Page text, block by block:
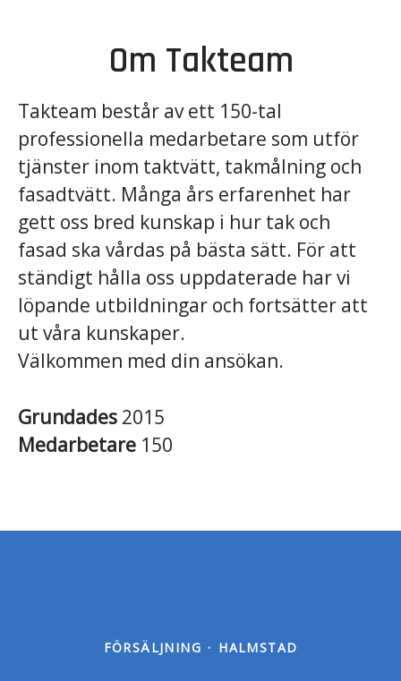
Om Takteam
Takteam består av ett 150-tal
professionella medarbetare som utför
tjänster inom taktvätt, takmålning och
fasadtvätt. Många års erfarenhet har
gett oss bred kunskap i hur tak och
fasad ska vårdas på bästa sätt. För att
ständigt hålla oss uppdaterade har vi
löpande utbildningar och fortsätter att
ut våra kunskaper.
Välkommen med din ansökan.
Grundades 2015
Medarbetare 150
FÖRSÄLJNING · HALMSTAD